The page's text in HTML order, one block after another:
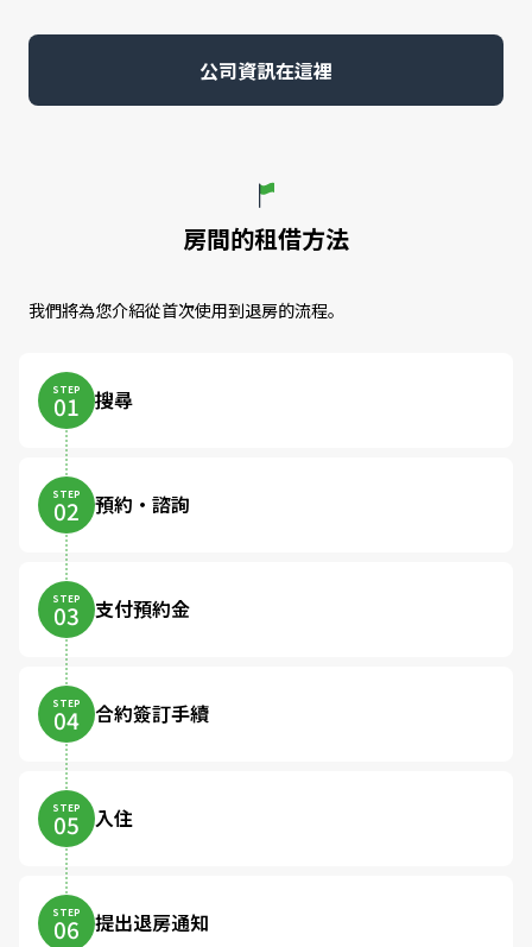
公司資訊在這裡
房間的租借方法
我們將為您介紹從首次使用到退房的流程。
STEP
01 搜尋
STEP
02 預約・諮詢
STEP
03 支付預約金
STEP
04 合約簽訂手續
STEP
05 入住
STEP
06 提出退房通知